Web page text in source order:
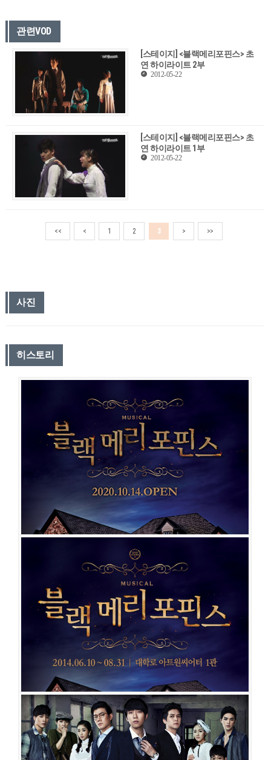
관련VOD
[스테이지] <블랙메리포핀스> 초
연 하이라이트 2부
2012-05-22
[스테이지] <블랙메리포핀스> 초
연 하이라이트 1부
2012-05-22
<< < 1 2 3 > >>
사진
히스토리
블랙메리포핀스
공연일시
2020-10-27 ~ 2021-01-24
공연장
대학로 TOM 1관